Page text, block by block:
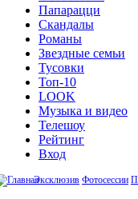
Папарацци
Скандалы
Романы
Звездные семьи
Тусовки
Топ-10
LOOK
Музыка и видео
Телешоу
Рейтинг
Вход
Эксклюзив Фотосессии